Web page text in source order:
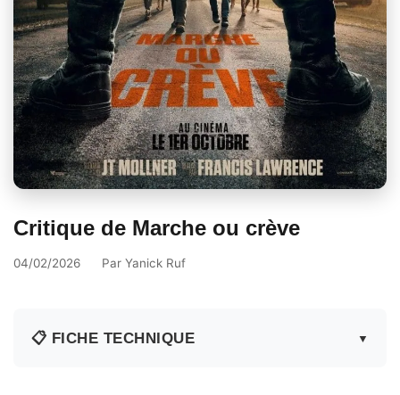
Critique de Marche ou crève
04/02/2026 Par Yanick Ruf
📋 FICHE TECHNIQUE ▼